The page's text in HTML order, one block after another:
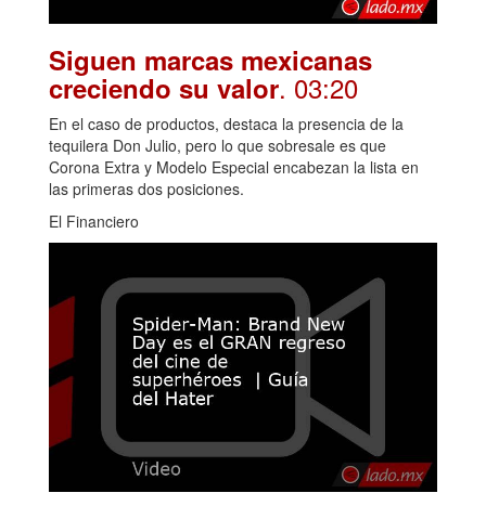
Siguen marcas mexicanas
creciendo su valor. 03:20
En el caso de productos, destaca la presencia de la
tequilera Don Julio, pero lo que sobresale es que
Corona Extra y Modelo Especial encabezan la lista en
las primeras dos posiciones.
El Financiero